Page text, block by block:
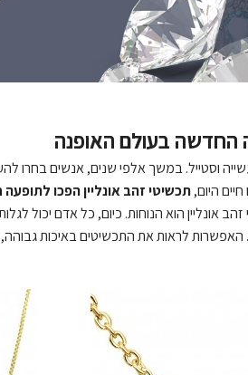
החדשה בעולם האופנה
וסטייל. במשך אלפי שנים, אנשים בחרו
היום,תכשיטי זהב אונליין הפכו
אונליין הוא הנוחות. כיום, כל אדם
האפשרות לראות את התכשיטים באיכות